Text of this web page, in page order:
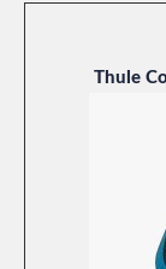
Thule